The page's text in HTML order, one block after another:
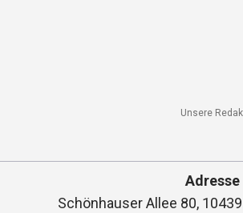
Unsere
Adresse
Schönhauser Allee 80,